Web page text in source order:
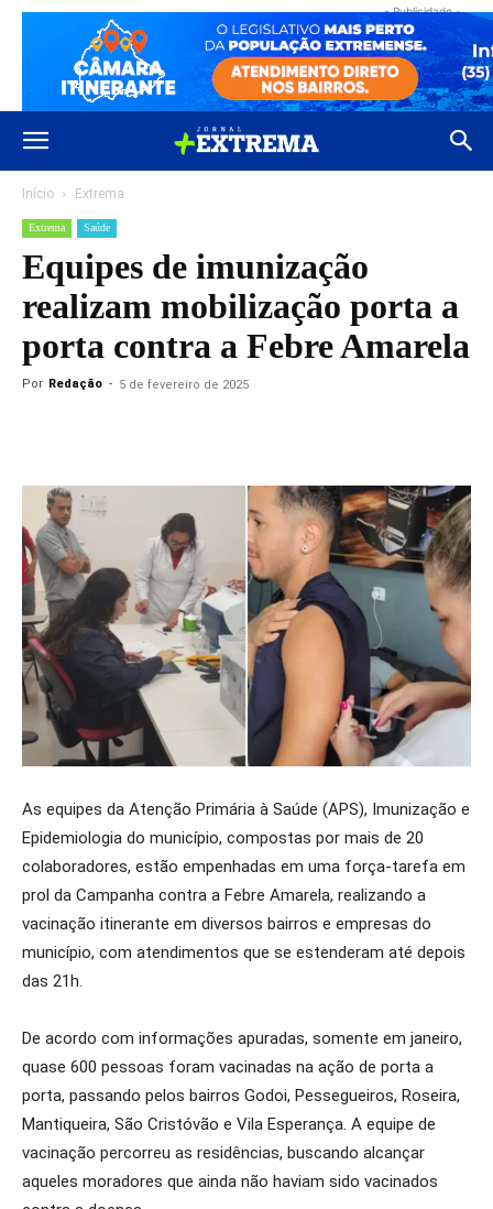
- Publicidade -
Início Extrema
Extrema Saúde
Equipes de imunização
realizam mobilização porta a
porta contra a Febre Amarela
Por Redação - 5 de fevereiro de 2025
As equipes da Atenção Primária à Saúde (APS), Imunização e
Epidemiologia do município, compostas por mais de 20
colaboradores, estão empenhadas em uma força-tarefa em
prol da Campanha contra a Febre Amarela, realizando a
vacinação itinerante em diversos bairros e empresas do
município, com atendimentos que se estenderam até depois
das 21h.
De acordo com informações apuradas, somente em janeiro,
quase 600 pessoas foram vacinadas na ação de porta a
porta, passando pelos bairros Godoi, Pessegueiros, Roseira,
Mantiqueira, São Cristóvão e Vila Esperança. A equipe de
vacinação percorreu as residências, buscando alcançar
aqueles moradores que ainda não haviam sido vacinados